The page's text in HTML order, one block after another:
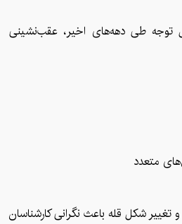
طی دهه‌های اخیر، عقب‌نشینی
متعدد
شکل قله باعث نگرانی کارشناسان